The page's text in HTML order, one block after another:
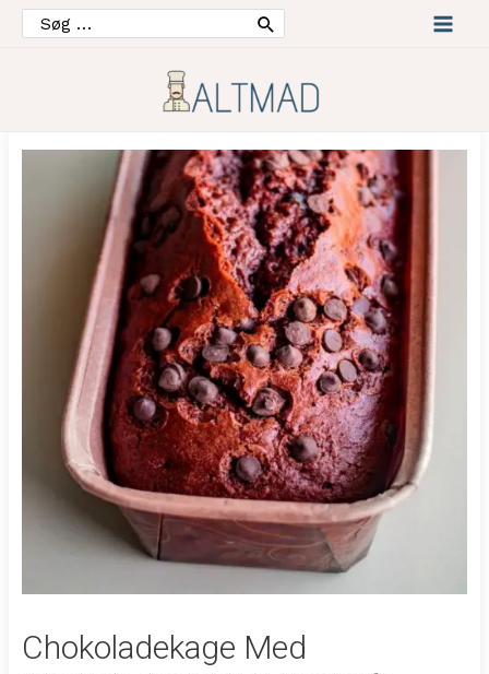
Søg
efter:
Chokoladekage Med